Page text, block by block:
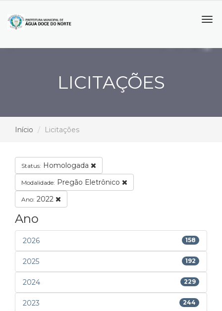
LICITAÇÕES
Início Licitações
Status: Homologada
Modalidade: Pregão Eletrônico
Ano: 2022
Ano
2026 158
2025 192
2024 229
2023 244